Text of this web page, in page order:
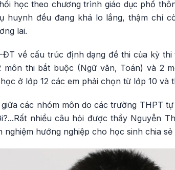
học theo chương trình giáo dục phổ
huynh đều đang khá lo lắng, thậm chí
lai.
về cấu trúc định dạng đề thi của kỳ
thi bắt buộc (Ngữ văn, Toán) và 2
ở lớp 12 các em phải chọn từ lớp 10 và
các nhóm môn do các trường THPT
nhiều câu hỏi được thầy Nguyễn
hướng nghiệp cho học sinh chia sẻ